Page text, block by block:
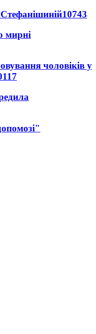
10743
мирні
чоловіків у